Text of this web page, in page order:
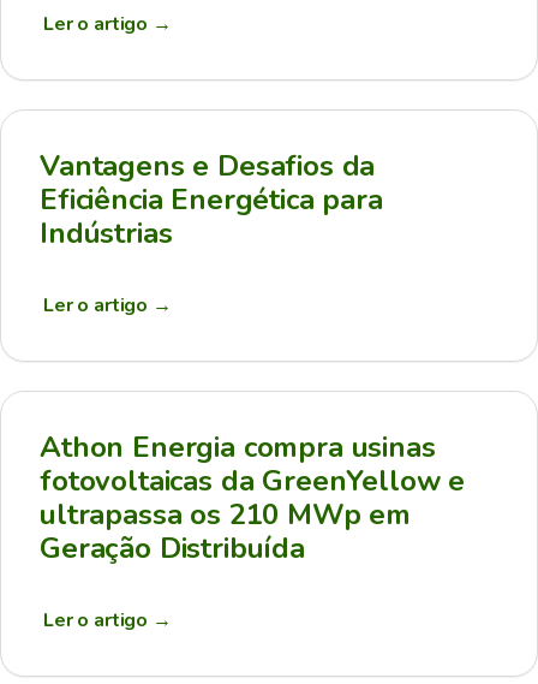
Ler o artigo →
Vantagens e Desafios da
Eficiência Energética para
Indústrias
Ler o artigo →
Athon Energia compra usinas
fotovoltaicas da GreenYellow e
ultrapassa os 210 MWp em
Geração Distribuída
Ler o artigo →